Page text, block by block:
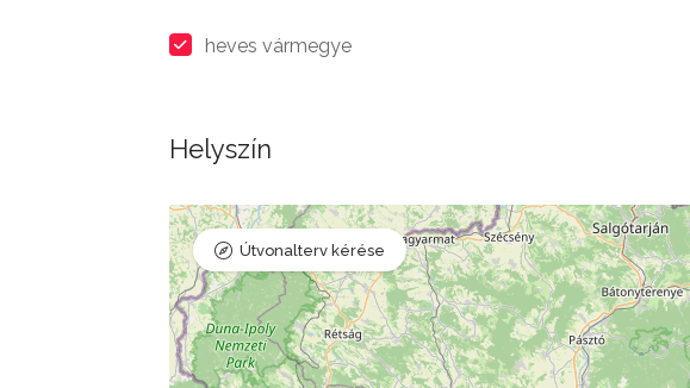
heves vármegye
Helyszín
Útvonalterv kérése